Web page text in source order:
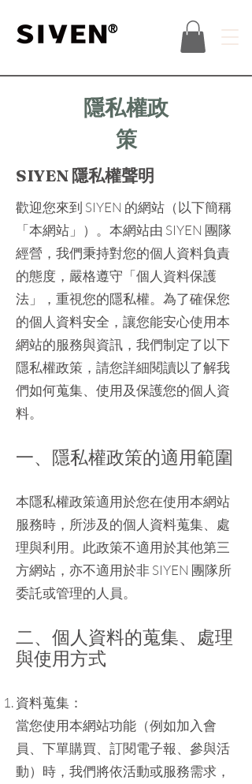
®
​隱私權政
策
SIYEN 隱私權聲明
歡迎您來到 SIYEN 的網站（以下簡稱
「本網站」）。本網站由 SIYEN 團隊
經營，我們秉持對您的個人資料負責
的態度，嚴格遵守「個人資料保護
法」，重視您的隱私權。為了確保您
的個人資料安全，讓您能安心使用本
網站的服務與資訊，我們制定了以下
隱私權政策，請您詳細閱讀以了解我
們如何蒐集、使用及保護您的個人資
料。
​一、隱私權政策的適用範圍
本隱私權政策適用於您在使用本網站
服務時，所涉及的個人資料蒐集、處
理與利用。此政策不適用於其他第三
方網站，亦不適用於非 SIYEN 團隊所
委託或管理的人員。
二、個人資料的蒐集、處理
與使用方式
資料蒐集：
當您使用本網站功能（例如加入會
員、下單購買、訂閱電子報、參與活
動）時，我們將依活動或服務需求，